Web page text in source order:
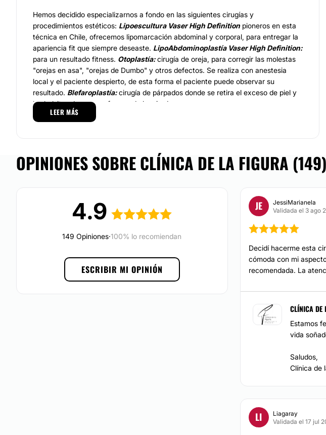
Hemos decidido especializarnos a fondo en las siguientes cirugías y
procedimientos estéticos: Lipoescultura Vaser High Definition pioneros en esta
técnica en Chile, ofrecemos lipomarcación abdominal y corporal, para entregar la
apariencia fit que siempre deseaste. LipoAbdominoplastía Vaser High Definition:
para un resultado fitness. Otoplastía:cirugía de oreja, para corregir las molestas
"orejas en asa", "orejas de Dumbo" y otros defectos. Se realiza con anestesia
local y el paciente despierto, de esta forma el paciente puede observar su
resultado. Blefaroplastía:cirugía de párpados donde se retira el exceso de piel y
las bolsitas de grasa refrescando la mirada.
Cirugías y Procedimientos
abdominoplastia, aumento glúteos, aumento mamario, otoplastía,
blefaroplastia, borrar cicatrices, ginecomastia, lipoescultura, liposucción,
reducción mamaria, asimetría mamaria, reconstrucción mamaria, cirugía de labios,
aumento de pómulo, bótox, plasma rico en plaquetas, rejuvenecimiento facial,
Emsculpt; entre otros.
Coordina tu hora
para que puedas disfrutar de una atención de calidad y de todos nuestros
LEER MÁS
OPINIONES SOBRE CLÍNICA DE LA FIGURA (149)
4.9
149 Opiniones·100% lo recomiendan
ESCRIBIR MI OPINIÓN
JE
JessiMarianela
Validada el 3 ago
Decidí hacerme esta
cómoda con mi
recomendada. La
CLÍNICA DE
Estamos
vida
Saludos,
Clínica de
LI
Liagaray
Validada el 17 jul